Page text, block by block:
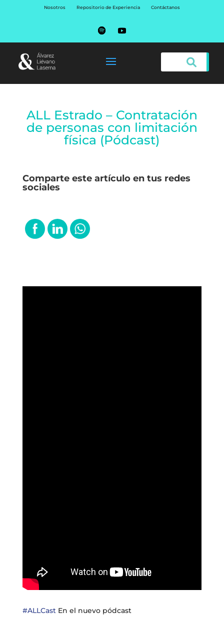
Nosotros Repositorio de Experiencia Contáctanos
ALL Estrado – Contratación
de personas con limitación
física (Pódcast)
Comparte este artículo en tus redes
sociales
#ALLCastEn el nuevo pódcast